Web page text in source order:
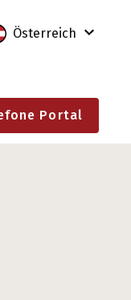
Österreich
Portal